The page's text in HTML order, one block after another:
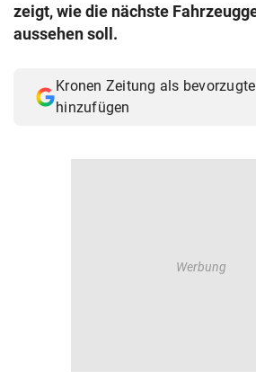
zeigt, wie die nächste
aussehen soll.
Kronen Zeitung als
hinzufügen